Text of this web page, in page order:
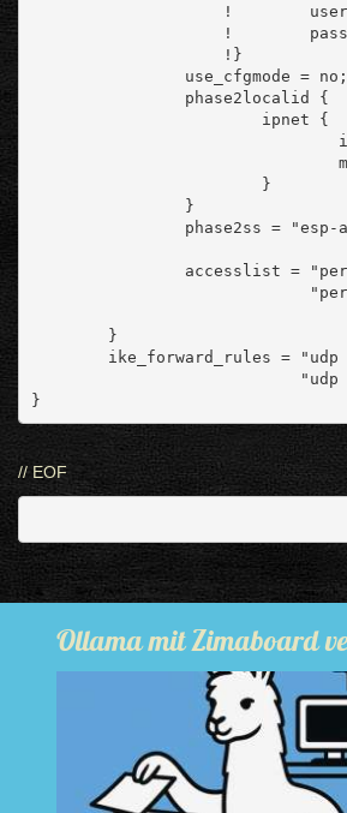
!
!
                    !}
use_cfgmode =
phase2localid {
                        ipnet {
                        }
                }
phase2ss =
accesslist =
        }
ike_forward_rules =
}
// EOF
Ollama mit Zimaboard